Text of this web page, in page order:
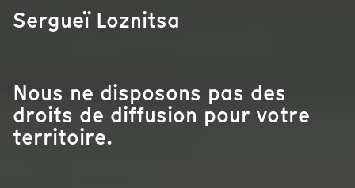
Sergueï Loznitsa
Nous ne disposons pas des
droits de diffusion pour votre
territoire.